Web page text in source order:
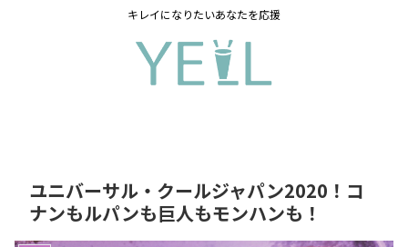
キレイになりたいあなたを応援
ユニバーサル・クールジャパン2020！コ
ナンもルパンも巨人もモンハンも！